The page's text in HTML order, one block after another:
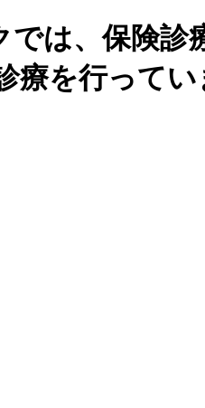
は、保険診
療を行ってい